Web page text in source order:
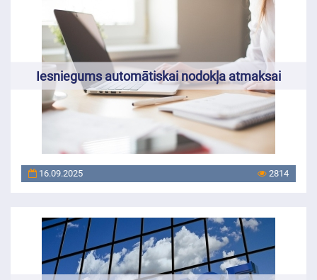
Iesniegums automātiskai nodokļa atmaksai
16.09.2025 2814